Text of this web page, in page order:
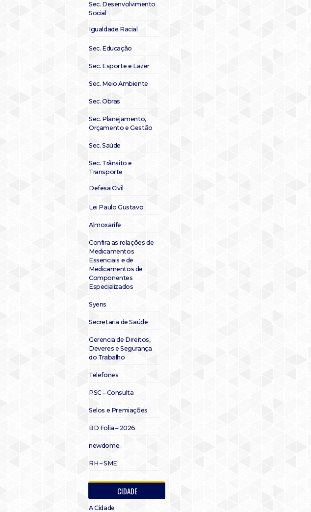
Sec. Desenvolvimento
Social
Igualdade Racial
Sec. Educação
Sec. Esporte e Lazer
Sec. Meio Ambiente
Sec. Obras
Sec. Planejamento,
Orçamento e Gestão
Sec. Saúde
Sec. Trânsito e
Transporte
Defesa Civil
Lei Paulo Gustavo
Almoxarife
Confira as relações de
Medicamentos
Essenciais e de
Medicamentos de
Componentes
Especializados
Syens
Secretaria de Saúde
Gerencia de Direitos,
Deveres e Segurança
do Trabalho
Telefones
PSC – Consulta
Selos e Premiações
BD Folia – 2026
newdome
RH – SME
CIDADE
A Cidade